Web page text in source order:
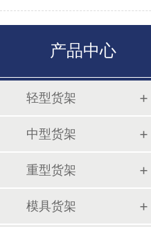
产品中心
轻型货架
中型货架
重型货架
模具货架